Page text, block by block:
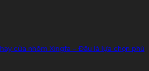
cửa nhôm Xingfa – Đâu là lựa chọn phù